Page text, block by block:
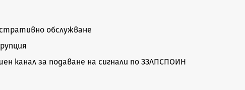
обслужване
канал за подаване на сигнали по ЗЗЛПСПОИН